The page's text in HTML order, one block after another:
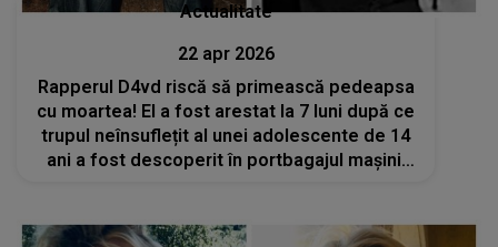
Actualitate
22 apr 2026
Rapperul D4vd riscă să primească pedeapsa
cu moartea! El a fost arestat la 7 luni după ce
trupul neînsuflețit al unei adolescente de 14
ani a fost descoperit în portbagajul mașinii